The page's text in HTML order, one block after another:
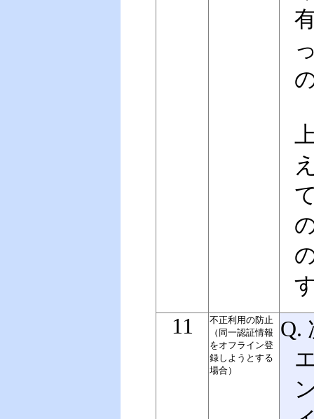
11
不正利用の防止
（同一認証情報
をオフライン登
録しようとする
場合）
Q.